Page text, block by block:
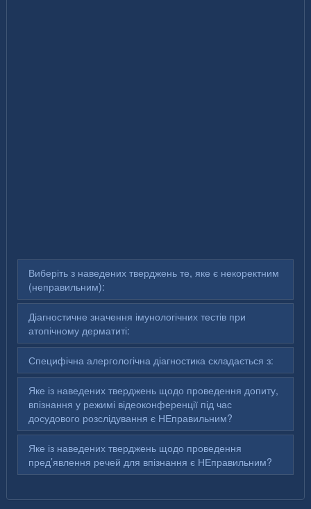
Виберіть з наведених тверджень те, яке є некоректним
(неправильним):
Діагностичне значення імунологічних тестів при
атопічному дерматиті:
Специфічна алергологічна діагностика складається з:
Яке із наведених тверджень щодо проведення допиту,
впізнання у режимі відеоконференції під час
досудового розслідування є НЕправильним?
Яке із наведених тверджень щодо проведення
пред’явлення речей для впізнання є НЕправильним?